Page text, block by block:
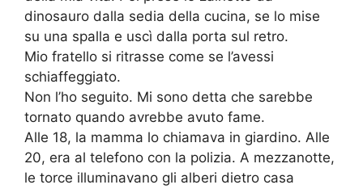
dinosauro dalla sedia della cucina, se lo mise
su una spalla e uscì dalla porta sul retro.
Mio fratello si ritrasse come se l’avessi
schiaffeggiato.
Non l’ho seguito. Mi sono detta che sarebbe
tornato quando avrebbe avuto fame.
Alle 18, la mamma lo chiamava in giardino. Alle
20, era al telefono con la polizia. A mezzanotte,
le torce illuminavano gli alberi dietro casa